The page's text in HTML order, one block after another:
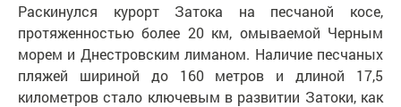
Раскинулся курорт Затока на песчаной косе,
протяженностью более 20 км, омываемой Черным
морем и Днестровским лиманом. Наличие песчаных
пляжей шириной до 160 метров и длиной 17,5
километров стало ключевым в развитии Затоки, как